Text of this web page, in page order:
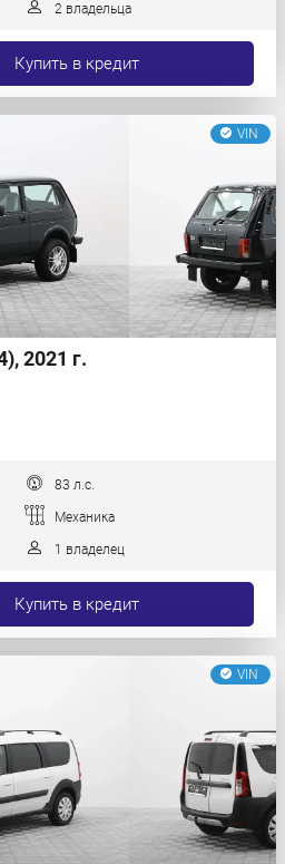
2 владельца
Купить в кредит
VIN
2021 г.
83 л.с.
Механика
1 владелец
Купить в кредит
VIN